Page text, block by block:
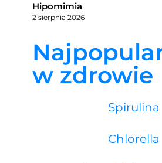
Hipomimia
2 sierpnia 2026
w zdrowie
Spirulina
Chlorella